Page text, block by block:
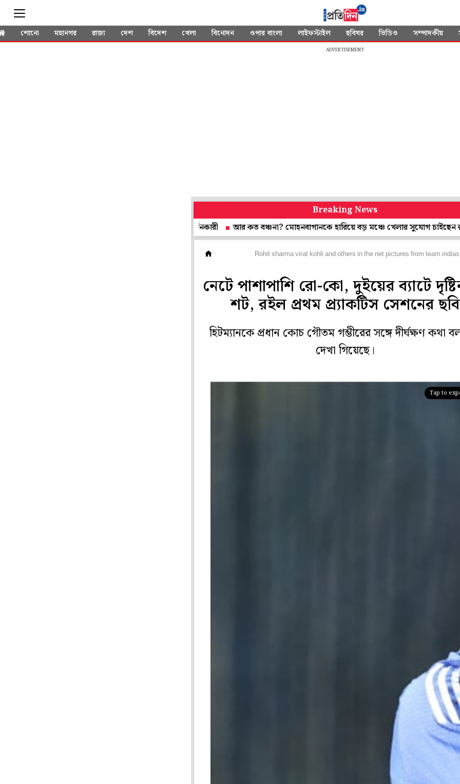
শোনো মহানগর রাজ্য দেশ বিদেশ খেলা বিনোদন ওপার বাংলা লাইফস্টাইল ছবিঘর ভিডিও সম্পাদকীয়
ADVERTISEMENT
Breaking News
আর কত বঞ্চনা? মোহনবাগানকে হারিয়ে বড় মঞ্চে খেলার সুযোগ চাইছেন রবি-সাহিলরা
Rohit sharma virat kohli and others in the net pictures from team
নেটে পাশাপাশি রো-কো, দুইয়ের ব্যাটে
শট, রইল প্রথম প্র্যাকটিস সেশনের ছবি
হিটম্যানকে প্রধান কোচ গৌতম গম্ভীরের সঙ্গে দীর্ঘক্ষণ কথা
দেখা গিয়েছে।
Tap to